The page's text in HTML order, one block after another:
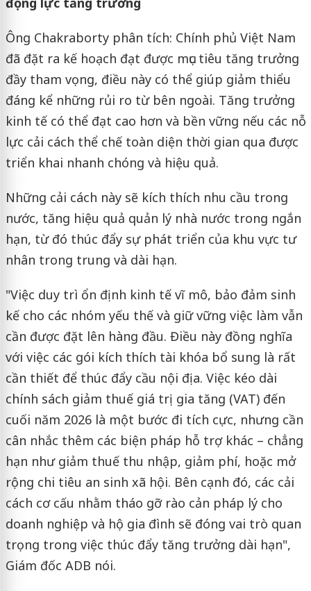
Ông Chakraborty phân tích: Chính phủ Việt Nam
đã đặt ra kế hoạch đạt được mục tiêu tăng trưởng
đầy tham vọng, điều này có thể giúp giảm thiểu
đáng kể những rủi ro từ bên ngoài. Tăng trưởng
kinh tế có thể đạt cao hơn và bền vững nếu các nỗ
lực cải cách thể chế toàn diện thời gian qua được
triển khai nhanh chóng và hiệu quả.
Những cải cách này sẽ kích thích nhu cầu trong
nước, tăng hiệu quả quản lý nhà nước trong ngắn
hạn, từ đó thúc đẩy sự phát triển của khu vực tư
nhân trong trung và dài hạn.
"Việc duy trì ổn định kinh tế vĩ mô, bảo đảm sinh
kế cho các nhóm yếu thế và giữ vững việc làm vẫn
cần được đặt lên hàng đầu. Điều này đồng nghĩa
với việc các gói kích thích tài khóa bổ sung là rất
cần thiết để thúc đẩy cầu nội địa. Việc kéo dài
chính sách giảm thuế giá trị gia tăng (VAT) đến
cuối năm 2026 là một bước đi tích cực, nhưng cần
cân nhắc thêm các biện pháp hỗ trợ khác – chẳng
hạn như giảm thuế thu nhập, giảm phí, hoặc mở
rộng chi tiêu an sinh xã hội. Bên cạnh đó, các cải
cách cơ cấu nhằm tháo gỡ rào cản pháp lý cho
doanh nghiệp và hộ gia đình sẽ đóng vai trò quan
trọng trong việc thúc đẩy tăng trưởng dài hạn",
Giám đốc ADB nói.